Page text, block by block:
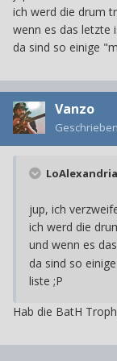
ich werd die drum
wenn es das letzte
da sind so einige
Vanzo
Geschrieben
jup, ich
ich werd die
und wenn es
da sind so
liste ;P
Hab die BatH